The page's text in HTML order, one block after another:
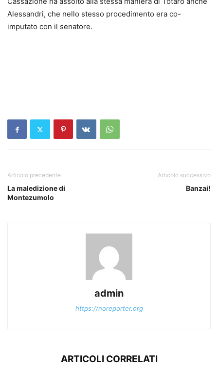
Alessandri, che nello stesso procedimento era co-
imputato con il senatore.
Articolo precedente
La maledizione di
Montezumolo
Articolo successivo
Banzai!
admin
https://noreporter.org
ARTICOLI CORRELATI